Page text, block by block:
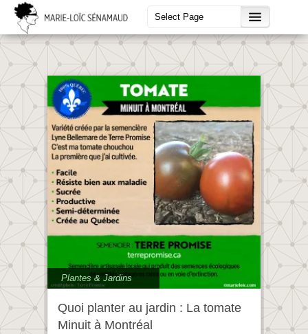
Plantes & Jardins
Quoi planter au jardin : La tomate
Minuit à Montréal